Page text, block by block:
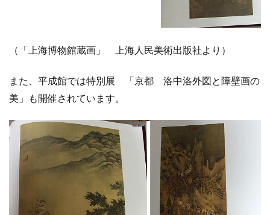
（「上海博物館蔵画」 上海人民美術出版社より）
また、平成館では特別展 「京都 洛中洛外図と障壁画の
美」も開催されています。